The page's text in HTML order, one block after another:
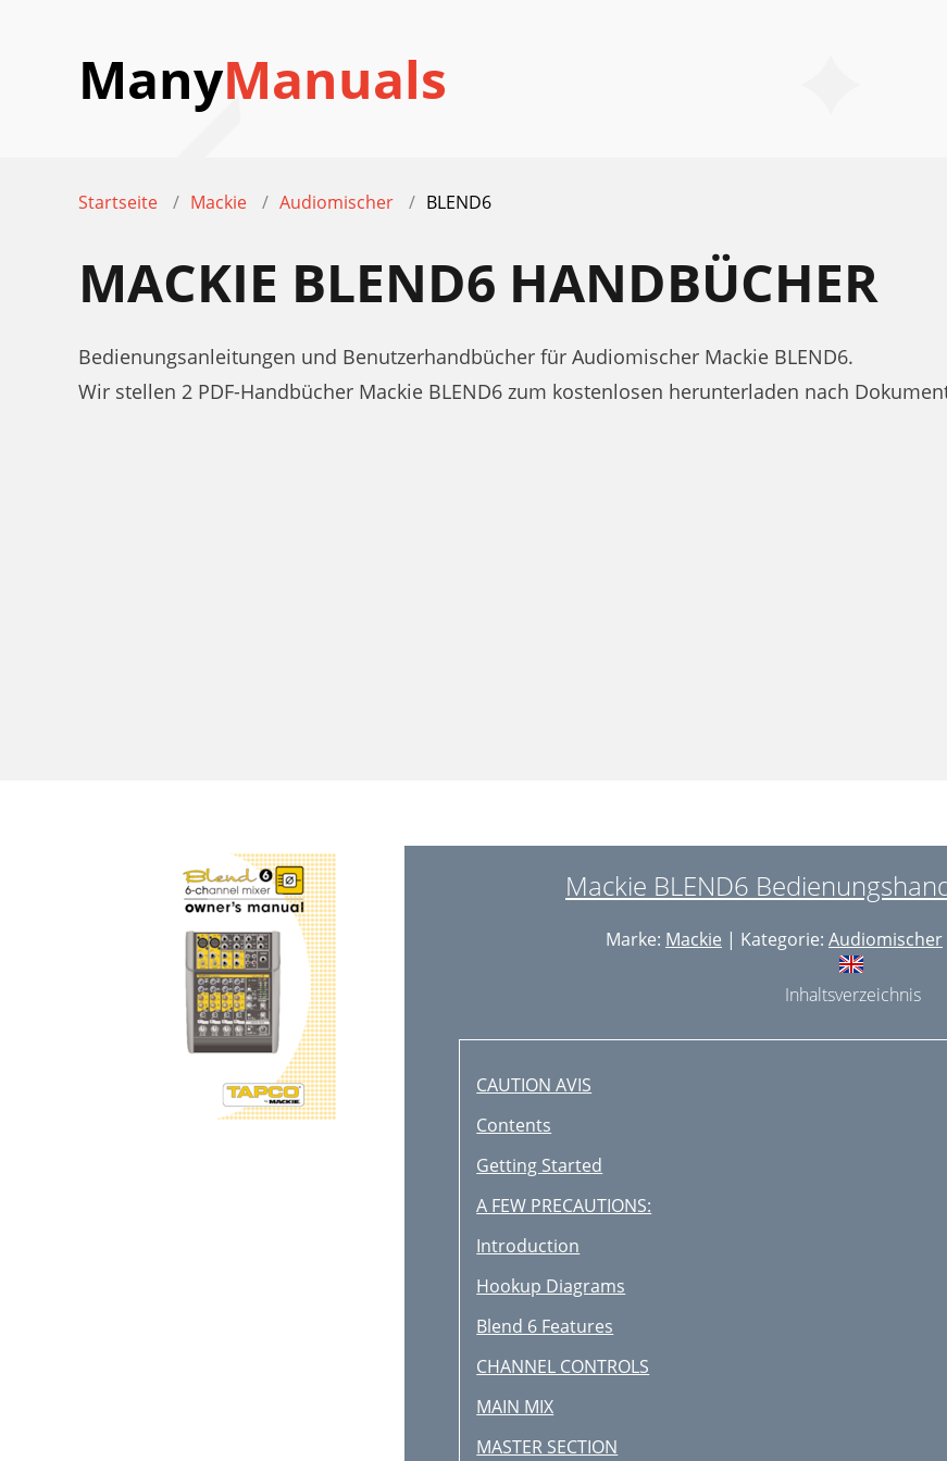
ManyManuals
Startseite Mackie Audiomischer BLEND6
MACKIE BLEND6 HANDBÜCHER
Bedienungsanleitungen und Benutzerhandbücher für Audiomischer Mackie BLEND6.
Wir stellen 2 PDF-Handbücher Mackie BLEND6 zum kostenlosen herunterladen nach
Mackie BLEND6
Marke: Mackie | Kategorie: Audiomischer
Inhaltsverzeichnis
CAUTION AVIS
Contents
Getting Started
A FEW PRECAUTIONS:
Introduction
Hookup Diagrams
Blend 6 Features
CHANNEL CONTROLS
MAIN MIX
MASTER SECTION